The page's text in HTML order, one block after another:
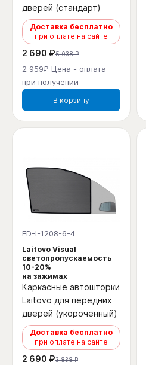
дверей (стандарт)
Доставка бесплатно
при оплате на сайте
2 690 ₽5 038 ₽
2 959₽ Цена - оплата
при получении
В корзину
FD-I-1208-6-4
Laitovo Visual
светопропускаемость
10-20%
на зажимах
Каркасные автошторки
Laitovo для передних
дверей (укороченный)
Доставка бесплатно
при оплате на сайте
2 690 ₽3 838 ₽